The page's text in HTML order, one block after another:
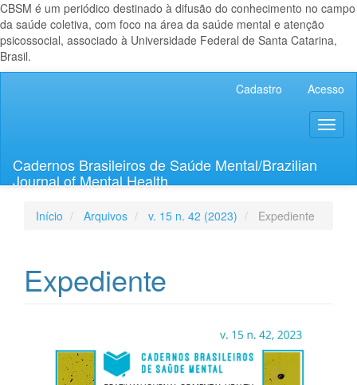
CBSM é um periódico destinado à difusão do conhecimento no campo
da saúde coletiva, com foco na área da saúde mental e atenção
psicossocial, associado à Universidade Federal de Santa Catarina,
Brasil.
Lateral
Cadastro Acesso
Cadernos Brasileiros de Saúde Mental/Brazilian
Journal of Mental Health
Início Arquivos v. 15 n. 42 (2023) Expediente
Expediente
lateral